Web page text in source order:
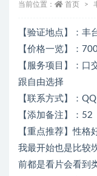
当前位置： 首页
【验证地点】：丰
【价格一览】：
【服务项目】：口
跟自由选择
【联系方式】：
【添加备注】：52
【重点推荐】性格
我最开始也是比较
前都是看片会看到